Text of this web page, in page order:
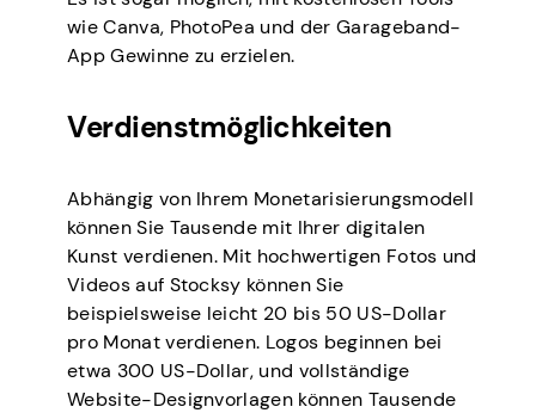
wie Canva, PhotoPea und der Garageband-
App Gewinne zu erzielen.
Verdienstmöglichkeiten
Abhängig von Ihrem Monetarisierungsmodell
können Sie Tausende mit Ihrer digitalen
Kunst verdienen. Mit hochwertigen Fotos und
Videos auf Stocksy können Sie
beispielsweise leicht 20 bis 50 US-Dollar
pro Monat verdienen. Logos beginnen bei
etwa 300 US-Dollar, und vollständige
Website-Designvorlagen können Tausende